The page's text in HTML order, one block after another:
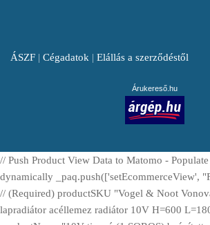
ÁSZF | Cégadatok | Elállás a szerződéstől
Árukereső.hu
// Push Product View Data to Matomo - Populate
dynamically _paq.push(['setEcommerceView',
// (Required) productSKU "Vogel & Noot
lapradiátor acéllemez radiátor 10V H=600